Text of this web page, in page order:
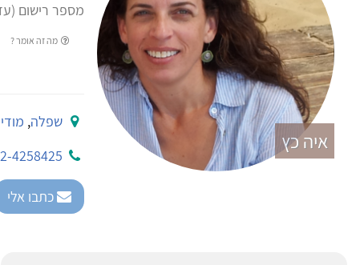
איה כץ
מספר רישום (עד 2004):
מה זה אומר ?
שפלה,
4258425
כתבו אלי